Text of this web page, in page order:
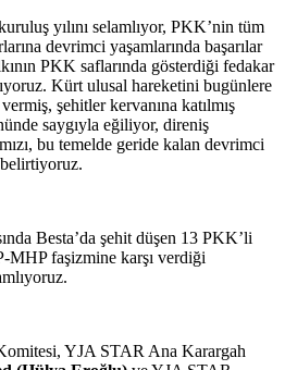
yılını selamlıyor, PKK’nin tüm
devrimci yaşamlarında başarılar
PKK saflarında gösterdiği fedakar
Kürt ulusal hareketini bugünlere
şehitler kervanına katılmış
saygıyla eğiliyor, direniş
bu temelde geride kalan devrimci
belirtiyoruz.
Besta’da şehit düşen 13 PKK’li
MHP faşizmine karşı verdiği
YJA STAR Ana Karargah